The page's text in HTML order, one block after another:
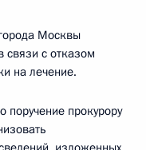
Москвы
связи с отказом
на лечение.
поручение прокурору